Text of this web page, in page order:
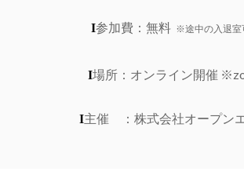
Ι参加費：無料 ※途中の入退室
Ι場所：オンライン開催
Ι主催 ：株式会社オープン